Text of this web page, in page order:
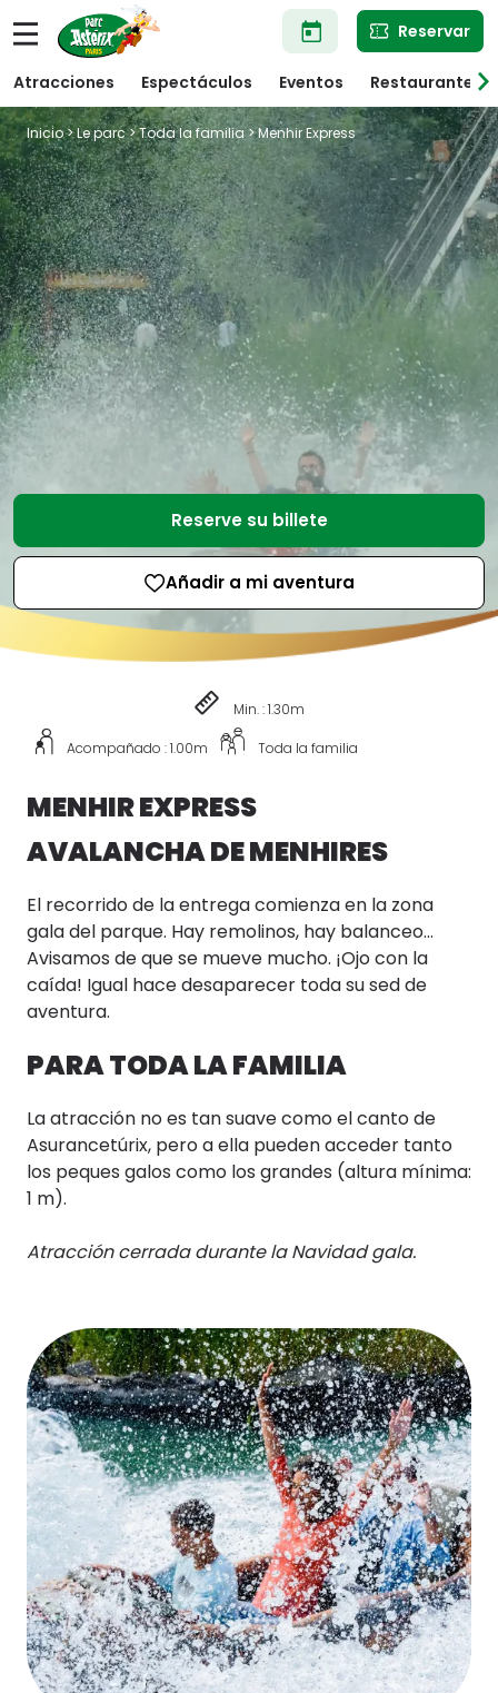
al
contenido
principal
Reservar
Atracciones Espectáculos Eventos Restaurantes
Inicio>Le parc>Toda la familia> Menhir Express
Reserve su billete
Añadir a mi aventura
Min. : 1.30m
Acompañado : 1.00m Toda la familia
MENHIR EXPRESS
AVALANCHA DE MENHIRES
El recorrido de la entrega comienza en la zona
gala del parque. Hay remolinos, hay balanceo...
Avisamos de que se mueve mucho. ¡Ojo con la
caída! Igual hace desaparecer toda su sed de
aventura.
PARA TODA LA FAMILIA
La atracción no es tan suave como el canto de
Asurancetúrix, pero a ella pueden acceder tanto
los peques galos como los grandes (altura mínima:
1 m).
Atracción cerrada durante la Navidad gala.